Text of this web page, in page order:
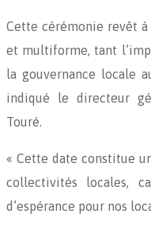
Cette cérémonie revêt
et multiforme, tant
la gouvernance locale
indiqué le directeur
Touré.
« Cette date constitue
collectivités locales,
d’espérance pour nos